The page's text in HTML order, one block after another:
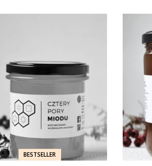
BESTSELLER